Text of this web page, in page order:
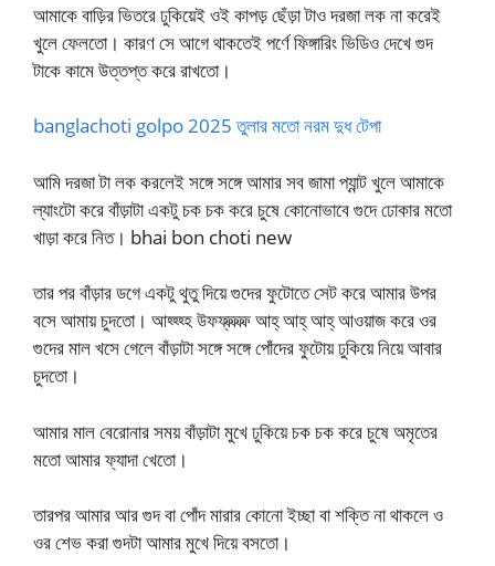
আমাকে বাড়ির ভিতরে ঢুকিয়েই ওই কাপড় ছেঁড়া টাও দরজা লক না করেই
খুলে ফেলতো। কারণ সে আগে থাকতেই পর্ণে ফিঙ্গারিং ভিডিও দেখে গুদ
টাকে কামে উত্তপ্ত করে রাখতো।
banglachoti golpo 2025 তুলার মতো নরম দুধ টেপা
আমি দরজা টা লক করলেই সঙ্গে সঙ্গে আমার সব জামা প্যান্ট খুলে আমাকে
ল্যাংটো করে বাঁড়াটা একটু চক চক করে চুষে কোনোভাবে গুদে ঢোকার মতো
খাড়া করে নিত। bhai bon choti new
তার পর বাঁড়ার ডগে একটু থুতু দিয়ে গুদের ফুটোতে সেট করে আমার উপর
বসে আমায় চুদতো। আহ্হ্হ্হ উফফ্ফ্ফ্ফ্ফ্ আহ্ আহ্ আহ্ আওয়াজ করে ওর
গুদের মাল খসে গেলে বাঁড়াটা সঙ্গে সঙ্গে পোঁদের ফুটোয় ঢুকিয়ে নিয়ে আবার
চুদতো।
আমার মাল বেরোনার সময় বাঁড়াটা মুখে ঢুকিয়ে চক চক করে চুষে অমৃতের
মতো আমার ফ্যাদা খেতো।
তারপর আমার আর গুদ বা পোঁদ মারার কোনো ইচ্ছা বা শক্তি না থাকলে ও
ওর শেভ করা গুদটা আমার মুখে দিয়ে বসতো।